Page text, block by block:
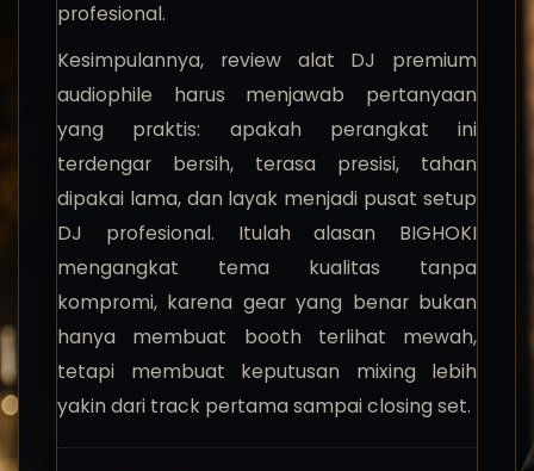
profesional.
Kesimpulannya, review alat DJ premium
audiophile harus menjawab pertanyaan
yang praktis: apakah perangkat ini
terdengar bersih, terasa presisi, tahan
dipakai lama, dan layak menjadi pusat setup
DJ profesional. Itulah alasan BIGHOKI
mengangkat tema kualitas tanpa
kompromi, karena gear yang benar bukan
hanya membuat booth terlihat mewah,
tetapi membuat keputusan mixing lebih
yakin dari track pertama sampai closing set.